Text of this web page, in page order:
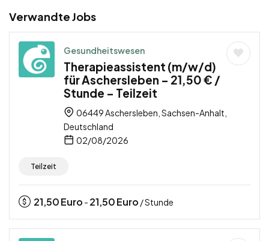
Verwandte Jobs
Gesundheitswesen
Therapieassistent (m/w/d)
für Aschersleben – 21,50 € /
Stunde – Teilzeit
06449 Aschersleben, Sachsen-Anhalt,
Deutschland
02/08/2026
Teilzeit
21,50Euro - 21,50Euro / Stunde